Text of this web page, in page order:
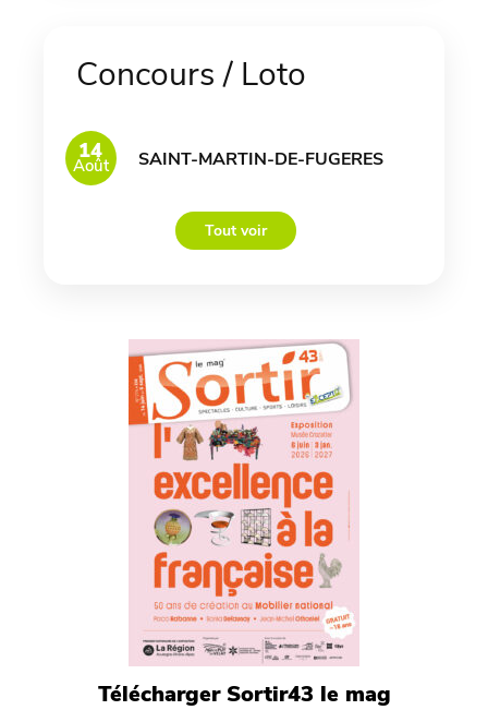
Concours / Loto
14
Août SAINT-MARTIN-DE-FUGERES
Tout voir
Télécharger Sortir43 le mag